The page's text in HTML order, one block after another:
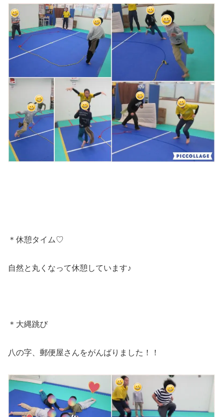
＊休憩タイム♡
自然と丸くなって休憩しています♪
＊大縄跳び
八の字、郵便屋さんをがんばりました！！